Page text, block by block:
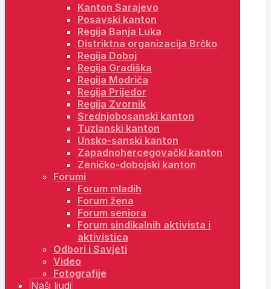
Kanton Sarajevo
Posavski kanton
Regija Banja Luka
Distriktna organizacija Brčko
Regija Doboj
Regija Gradiška
Regija Modriča
Regija Prijedor
Regija Zvornik
Srednjobosanski kanton
Tuzlanski kanton
Unsko-sanski kanton
Zapadnohercegovački kanton
Zeničko-dobojski kanton
Forumi
Forum mladih
Forum žena
Forum seniora
Forum sindikalnih aktivista i
aktivistica
Odbori i Savjeti
Video
Fotografije
Naši ljudi